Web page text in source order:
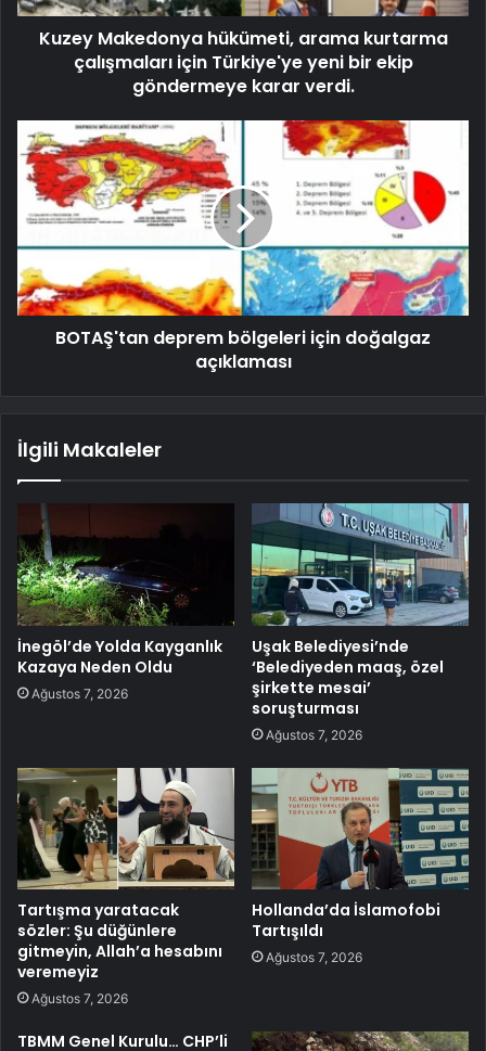
Kuzey Makedonya hükümeti, arama kurtarma
çalışmaları için Türkiye'ye yeni bir ekip
göndermeye karar verdi.
BOTAŞ'tan deprem bölgeleri için doğalgaz
açıklaması
İlgili Makaleler
İnegöl’de Yolda Kayganlık
Kazaya Neden Oldu
Ağustos 7, 2026
Uşak Belediyesi’nde
‘Belediyeden maaş, özel
şirkette mesai’
soruşturması
Ağustos 7, 2026
Tartışma yaratacak
sözler: Şu düğünlere
gitmeyin, Allah’a hesabını
veremeyiz
Ağustos 7, 2026
Hollanda’da İslamofobi
Tartışıldı
Ağustos 7, 2026
TBMM Genel Kurulu… CHP’li